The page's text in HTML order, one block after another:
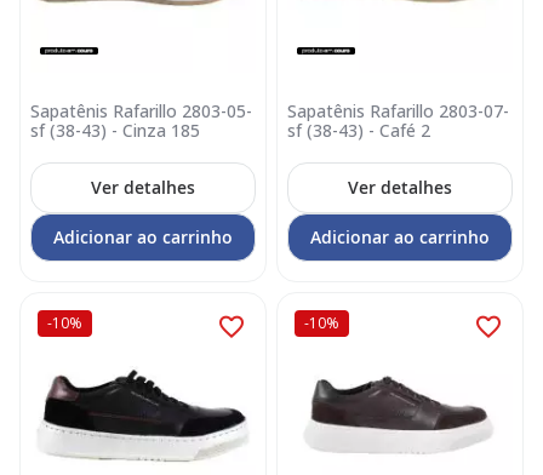
Sapatênis Rafarillo 2803-05-
sf (38-43) - Cinza 185
Ver detalhes
Adicionar ao carrinho
Sapatênis Rafarillo 2803-07-
sf (38-43) - Café 2
Ver detalhes
Adicionar ao carrinho
-10% -10%